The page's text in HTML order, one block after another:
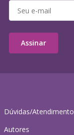
Dúvidas/Atendimento
Autores
Assinar